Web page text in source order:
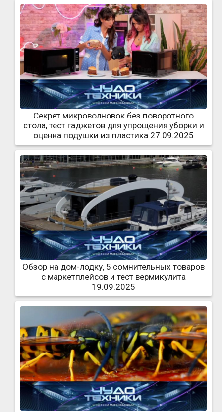
Секрет микроволновок без поворотного
стола, тест гаджетов для упрощения уборки и
оценка подушки из пластика 27.09.2025
Обзор на дом-лодку, 5 сомнительных товаров
с маркетплейсов и тест вермикулита
19.09.2025